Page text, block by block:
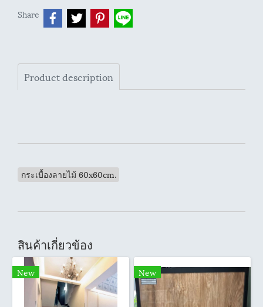
Share
Product description
กระเบื้องลายไม้ 60x60cm.
สินค้าเกี่ยวข้อง
New New